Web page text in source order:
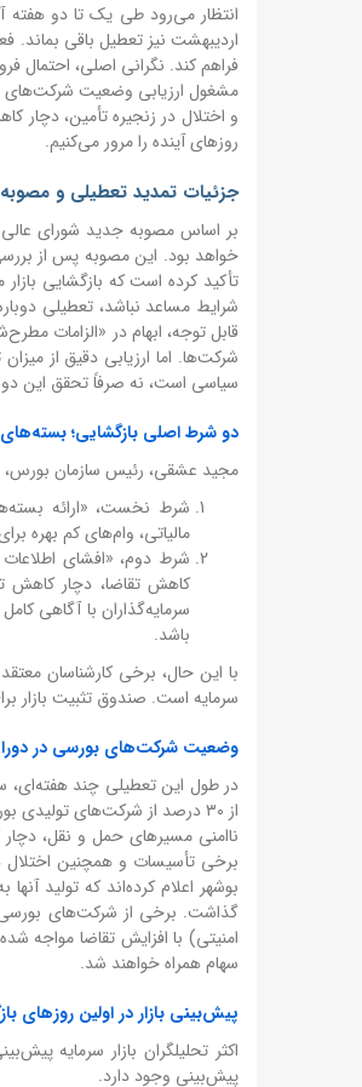
انتظار می‌رود طی یک تا دو هفته
اردیبهشت نیز تعطیل باقی بماند.
فراهم کند. نگرانی اصلی،
مشغول ارزیابی وضعیت شرکت‌های
و اختلال در زنجیره تأمین، دچار
روزهای آینده را مرور می‌کنیم.
جزئیات تمدید تعطیلی و
بر اساس مصوبه جدید شورای عالی
خواهد بود. این مصوبه پس از
شرایط مساعد نباشد، تعطیلی
قابل توجه، ابهام در «الزامات
شرکت‌ها. اما ارزیابی دقیق از
سیاسی است، نه صرفاً تحقق این
دو شرط اصلی بازگشایی؛
مجید عشقی، رئیس سازمان بورس،
شرط نخست، «ارائه
مالیاتی، وام‌های کم بهره
شرط دوم، «افشای
کاهش تقاضا، دچار کاهش
سرمایه‌گذاران با آگاهی
باشد.
با این حال، برخی کارشناسان
سرمایه است. صندوق تثبیت بازار
وضعیت شرکت‌های بورسی در
در طول این تعطیلی چند
از ۳۰ درصد از شرکت‌های
برخی تأسیسات و همچنین
گذاشت. برخی از شرکت‌های بورسی
امنیتی) با افزایش تقاضا مواجه
سهام همراه خواهند شد.
پیش‌بینی بازار در اولین روزهای
اکثر تحلیلگران بازار سرمایه
پیش‌بینی وجود دارد.